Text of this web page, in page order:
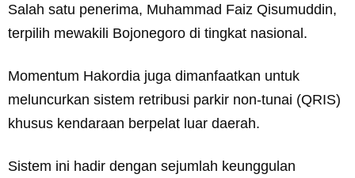
Salah satu penerima, Muhammad Faiz Qisumuddin,
terpilih mewakili Bojonegoro di tingkat nasional.
Momentum Hakordia juga dimanfaatkan untuk
meluncurkan sistem retribusi parkir non-tunai (QRIS)
khusus kendaraan berpelat luar daerah.
Sistem ini hadir dengan sejumlah keunggulan